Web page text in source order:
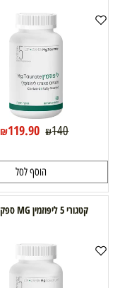
₪140
₪119.90
הוסף לסל
קטגורי 5 ליפוזמין MG ספקטרום